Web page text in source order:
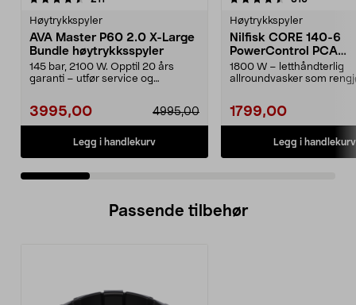
Høytrykkspyler
AVA Master P60 2.0 X-Large
Bundle høytrykksspyler
145 bar, 2100 W. Opptil 20 års
garanti – utfør service og
3995,00 4995,00
Legg i handlekurv
Høytrykkspyler
Nilfisk CORE 140-6
PowerControl PCA
høytrykkspyler
1800 W – letthåndterlig
allroundvasker som
1799,00
Legg i handlekurv
Passende tilbehør